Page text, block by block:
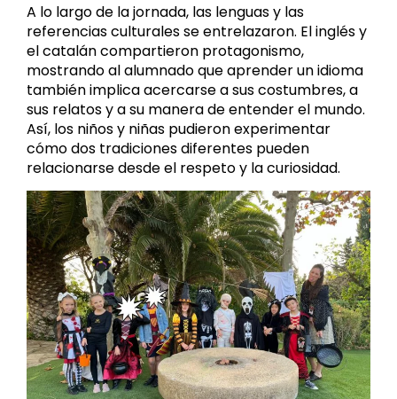
A lo largo de la jornada, las lenguas y las
referencias culturales se entrelazaron. El inglés y
el catalán compartieron protagonismo,
mostrando al alumnado que aprender un idioma
también implica acercarse a sus costumbres, a
sus relatos y a su manera de entender el mundo.
Así, los niños y niñas pudieron experimentar
cómo dos tradiciones diferentes pueden
relacionarse desde el respeto y la curiosidad.